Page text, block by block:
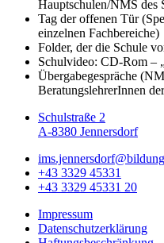
Hauptschulen/NMS des
Tag der offenen Tür
einzelnen Fachbereiche)
Folder, der die Schule
Schulvideo: CD-Rom –
Übergabegespräche
BeratungslehrerInnen
Schulstraße 2
A-8380 Jennersdorf
+43 3329 45331
+43 3329 45331 20
Impressum
Datenschutzerklärung